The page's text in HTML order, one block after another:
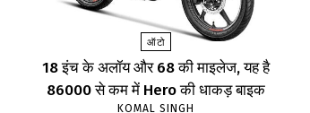
ऑटो
18 इंच के अलॉय और 68 की माइलेज, यह है
86000 से कम में Hero की धाकड़ बाइक
KOMAL SINGH